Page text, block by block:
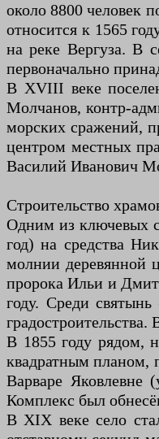
около 8800 человек
относится к 1565
на реке Вергуза. В
первоначально
В XVIII веке
Молчанов, контр-
морских сражений,
центром местных
Василий Иванович
Строительство
Одним из ключевых
год) на средства
молнии деревянной
пророка Ильи и
году. Среди
В 1855 году рядом,
квадратным планом,
Варваре Яковлевне
Комплекс был
В XIX веке село